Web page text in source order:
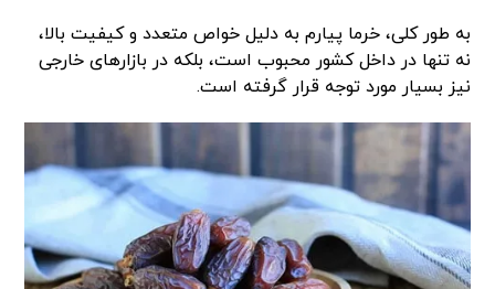
به طور کلی، خرما پیارم به دلیل خواص متعدد و کیفیت بالا،
نه تنها در داخل کشور محبوب است، بلکه در بازارهای خارجی
نیز بسیار مورد توجه قرار گرفته است.